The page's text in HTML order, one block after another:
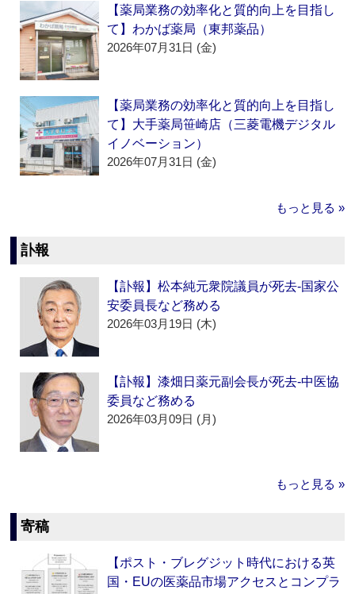
【薬局業務の効率化と質的向上を目指し
て】わかば薬局（東邦薬品）
2026年07月31日 (金)
【薬局業務の効率化と質的向上を目指し
て】大手薬局笹崎店（三菱電機デジタル
イノベーション）
2026年07月31日 (金)
もっと見る »
訃報
【訃報】松本純元衆院議員が死去‐国家公
安委員長など務める
2026年03月19日 (木)
【訃報】漆畑日薬元副会長が死去‐中医協
委員など務める
2026年03月09日 (月)
もっと見る »
寄稿
【ポスト・ブレグジット時代における英
国・EUの医薬品市場アクセスとコンプラ